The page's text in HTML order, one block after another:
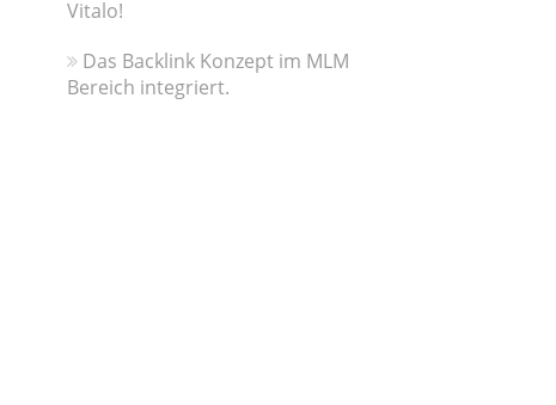
Vitalo!
Das Backlink Konzept im MLM
Bereich integriert.